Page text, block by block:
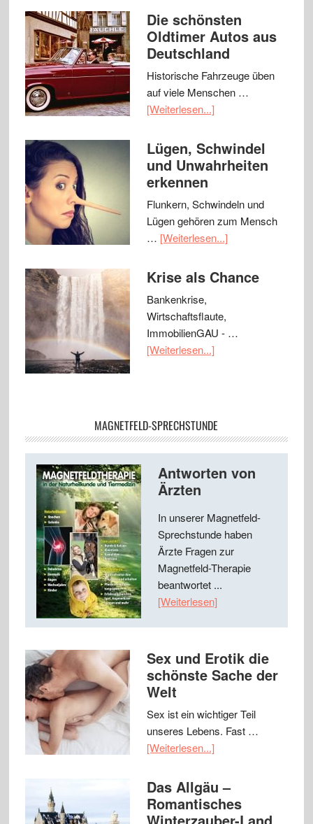
Die schönsten
Oldtimer Autos aus
Deutschland
Historische Fahrzeuge üben
auf viele Menschen …
[Weiterlesen...]
Lügen, Schwindel
und Unwahrheiten
erkennen
Flunkern, Schwindeln und
Lügen gehören zum Mensch
… [Weiterlesen...]
Krise als Chance
Bankenkrise,
Wirtschaftsflaute,
ImmobilienGAU - …
[Weiterlesen...]
MAGNETFELD-SPRECHSTUNDE
Antworten von
Ärzten
In unserer Magnetfeld-
Sprechstunde haben
Ärzte Fragen zur
Magnetfeld-Therapie
beantwortet ...
[Weiterlesen]
Sex und Erotik die
schönste Sache der
Welt
Sex ist ein wichtiger Teil
unseres Lebens. Fast …
[Weiterlesen...]
Das Allgäu –
Romantisches